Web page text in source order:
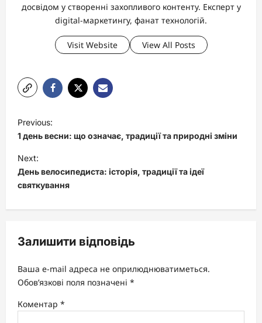
досвідом у створенні захопливого контенту. Експерт у
digital-маркетингу, фанат технологій.
Visit Website View All Posts
o
s
t
n
a
i
a
i
Previous:
1 день весни: що означає, традиції та природні зміни
Next:
День велосипедиста: історія, традиції та ідеї
святкування
Залишити відповідь
Ваша e-mail адреса не оприлюднюватиметься.
Обов’язкові поля позначені *
Коментар *